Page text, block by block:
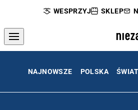
WESPRZYJ SKLEP
NAJNOWSZE POLSKA ŚWIAT